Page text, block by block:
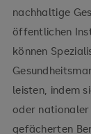
nachhaltige
öffentlichen
können
leisten, indem
oder nationaler
gefächerten